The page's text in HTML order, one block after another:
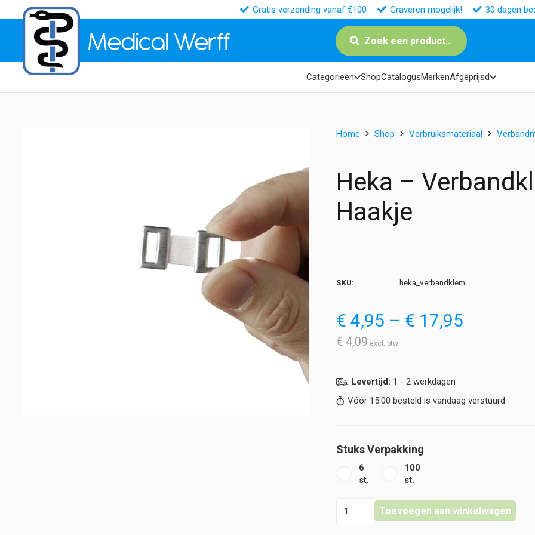
Gratis verzending vanaf €100 Graveren mogelijk! 30 dagen
MedicalWerff Zoek een product…
Categorieën ShopCatalogusMerkenAfgeprijsd
Home Shop Verbruiksmateriaal
Heka –
Haakje
SKU: heka_verbandklem
€ 4,95 – € 17,95
€ 4,09
Levertijd: 1 - 2 werkdagen
Vóór 15:00 besteld is vandaag verstuurd
Stuks Verpakking
6
st.
100
st.
Toevoegen aan winkelwagen